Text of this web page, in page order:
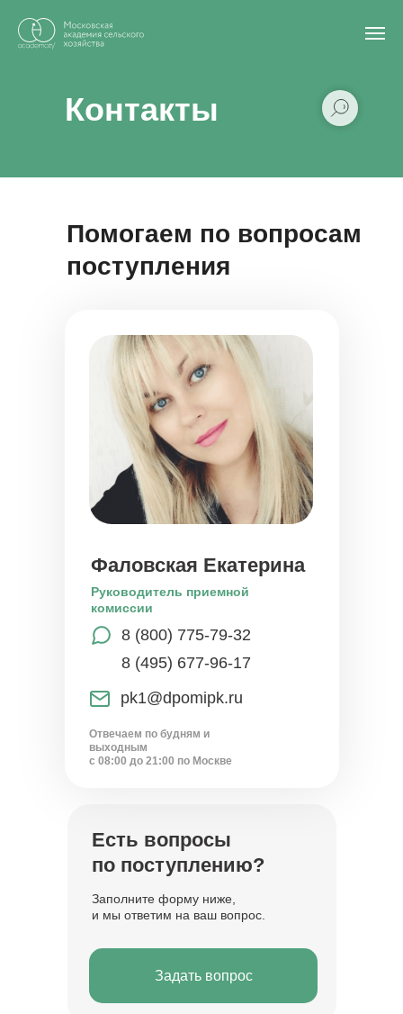
Главная / Контакты
Контакты
Есть вопросы
по поступлению?
Заполните форму ниже,
и мы ответим на ваш вопрос.
Задать вопрос
Фаловская Екатерина
8 (495) 677-96-17
Руководитель приемной
комиссии
8 (800) 775-79-32
pk1@dpomipk.ru
Отвечаем по будням и
выходным
с 08:00 до 21:00 по Москве
Помогаем по вопросам
поступления